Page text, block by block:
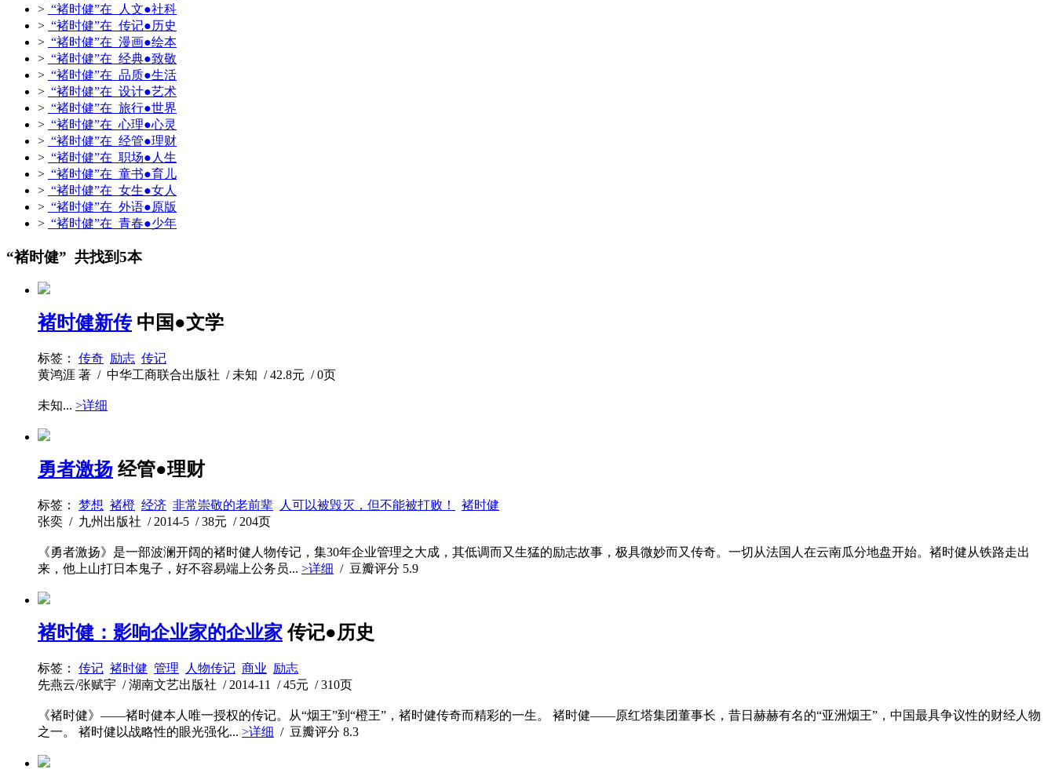
> “褚时健”在 人文●社科
> “褚时健”在 传记●历史
> “褚时健”在 漫画●绘本
> “褚时健”在 经典●致敬
> “褚时健”在 品质●生活
> “褚时健”在 设计●艺术
> “褚时健”在 旅行●世界
> “褚时健”在 心理●心灵
> “褚时健”在 经管●理财
> “褚时健”在 职场●人生
> “褚时健”在 童书●育儿
> “褚时健”在 女生●女人
> “褚时健”在 外语●原版
> “褚时健”在 青春●少年
“褚时健” 共找到5本
褚时健新传 中国●文学
标签： 传奇 励志 传记
黄鸿涯 著 / 中华工商联合出版社 / 未知 / 42.8元 / 0页
未知... >详细
勇者激扬 经管●理财
标签： 梦想 褚橙 经济 非常崇敬的老前辈 人可以被毁灭，但不能被打败！
褚时健
张奕 / 九州出版社 / 2014-5 / 38元 / 204页
《勇者激扬》是一部波澜开阔的褚时健人物传记，集30年企业管理之大成，其低调而又生猛的励志故事，极具微妙而又传奇。一切从法国人在云南瓜分地盘开始。褚时健从铁路走出
来，他上山打日本鬼子，好不容易端上公务员... >详细 / 豆瓣评分 5.9
褚时健：影响企业家的企业家 传记●历史
标签： 传记 褚时健 管理 人物传记 商业 励志
先燕云/张赋宇 / 湖南文艺出版社 / 2014-11 / 45元 / 310页
《褚时健》——褚时健本人唯一授权的传记。从“烟王”到“橙王”，褚时健传奇而精彩的一生。 褚时健——原红塔集团董事长，昔日赫赫有名的“亚洲烟王”，中国最具争议性的财经人物
之一。 褚时健以战略性的眼光强化... >详细 / 豆瓣评分 8.3